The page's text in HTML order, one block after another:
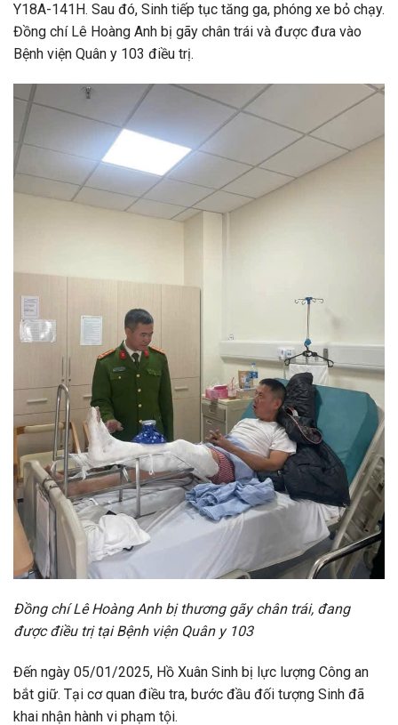
Y18A-141H. Sau đó, Sinh tiếp tục tăng ga, phóng xe bỏ chạy.
Đồng chí Lê Hoàng Anh bị gãy chân trái và được đưa vào
Bệnh viện Quân y 103 điều trị.
Đồng chí Lê Hoàng Anh bị thương gãy chân trái, đang
được điều trị tại Bệnh viện Quân y 103
Đến ngày 05/01/2025, Hồ Xuân Sinh bị lực lượng Công an
bắt giữ. Tại cơ quan điều tra, bước đầu đối tượng Sinh đã
khai nhận hành vi phạm tội.